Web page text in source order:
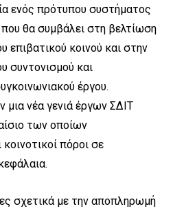
ενός πρότυπου συστήματος
θα συμβάλει στη βελτίωση
επιβατικού κοινού και στην
συντονισμού και
έργου.
μια νέα γενιά έργων ΣΔΙΤ
των οποίων
πόροι σε
σχετικά με την αποπληρωμή